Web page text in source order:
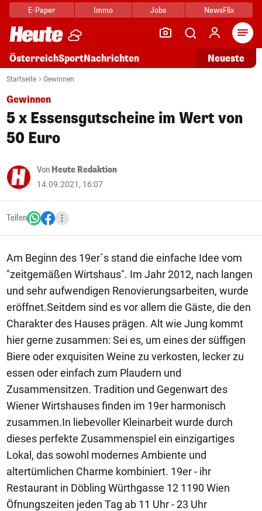
E-Paper Immo Jobs NewsFlix
ÖsterreichSportNachrichten Neueste
Startseite Gewinnen
Gewinnen
5 x Essensgutscheine im Wert von
50 Euro
Von Heute Redaktion
14.09.2021, 16:07
Teilen
Am Beginn des 19er´s stand die einfache Idee vom
"zeitgemäßen Wirtshaus". Im Jahr 2012, nach langen
und sehr aufwendigen Renovierungsarbeiten, wurde
eröffnet.Seitdem sind es vor allem die Gäste, die den
Charakter des Hauses prägen. Alt wie Jung kommt
hier gerne zusammen: Sei es, um eines der süffigen
Biere oder exquisiten Weine zu verkosten, lecker zu
essen oder einfach zum Plaudern und
Zusammensitzen. Tradition und Gegenwart des
Wiener Wirtshauses finden im 19er harmonisch
zusammen.In liebevoller Kleinarbeit wurde durch
dieses perfekte Zusammenspiel ein einzigartiges
Lokal, das sowohl modernes Ambiente und
altertümlichen Charme kombiniert. 19er - ihr
Restaurant in Döbling Würthgasse 12 1190 Wien
Öfnungszeiten jeden Tag ab 11 Uhr - 23 Uhr